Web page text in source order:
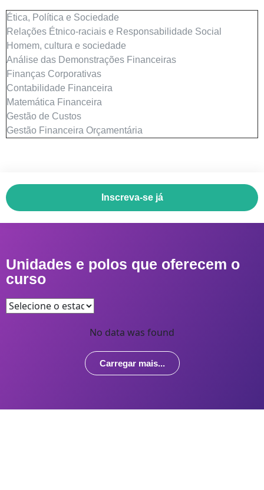
Ética, Política e Sociedade
Relações Étnico-raciais e Responsabilidade Social
Homem, cultura e sociedade
Análise das Demonstrações Financeiras
Finanças Corporativas
Contabilidade Financeira
Matemática Financeira
Gestão de Custos
Gestão Financeira Orçamentária
Inscreva-se já
Unidades e polos que oferecem o
curso
No data was found
Carregar mais...